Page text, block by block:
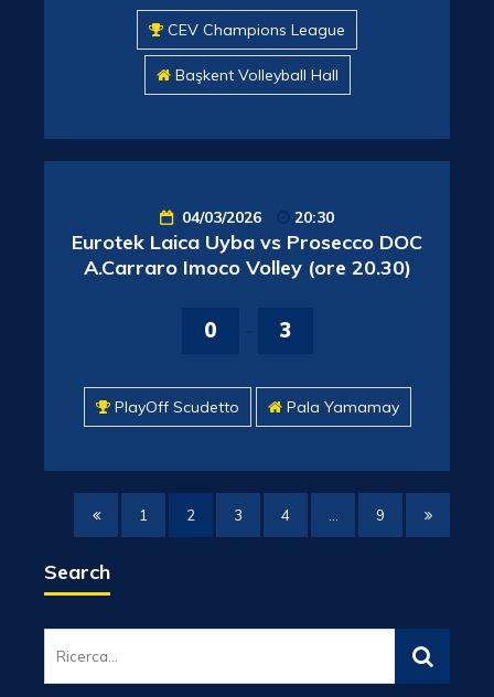
CEV Champions League
Başkent Volleyball Hall
04/03/2026 20:30
Eurotek Laica Uyba vs Prosecco DOC
A.Carraro Imoco Volley (ore 20.30)
0 3
PlayOff Scudetto Pala Yamamay
1 2 3 4 9
Search